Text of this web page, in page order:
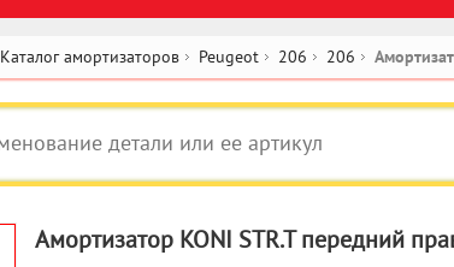
Каталог амортизаторов Peugeot 206 206
Амортизатор KONI STR.T передний